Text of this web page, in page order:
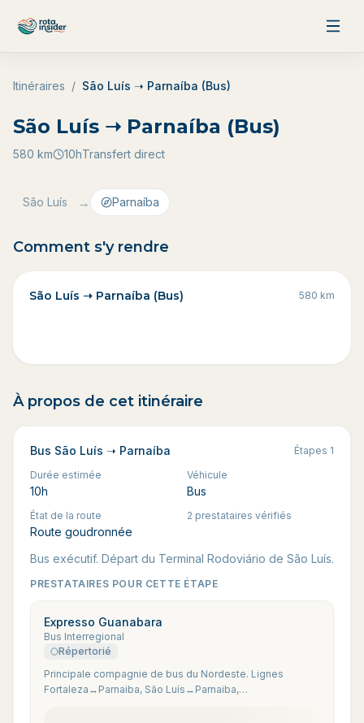
Itinéraires / São Luís ➝ Parnaíba (Bus)
São Luís ➝ Parnaíba (Bus)
580 km 10hTransfert direct
São Luís → Parnaíba
Comment s'y rendre
São Luís ➝ Parnaíba (Bus) 580 km
À propos de cet itinéraire
Bus São Luís ➝ Parnaíba Étapes 1
Durée estimée
10h
Véhicule
Bus
État de la route
Route goudronnée
2 prestataires vérifiés
Bus exécutif. Départ du Terminal Rodoviário de São Luís.
PRESTATAIRES POUR CETTE ÉTAPE
Expresso Guanabara
Bus Interregional
Répertorié
Principale compagnie de bus du Nordeste. Lignes
Fortaleza↔Parnaiba, São Luís↔Parnaiba,